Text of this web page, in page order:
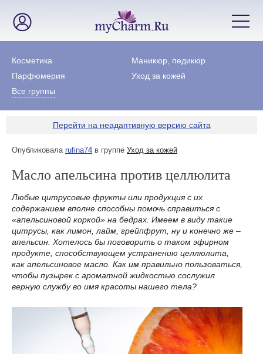
Косметика
Маникюр, педикюр
Парфюмерия
Уход за кожей
Все группы
Перейти на неадаптивную версию сайта
Опубликовала rufina74 в группе Уход за кожей
Масло апельсина против целлюлита
Любые цитрусовые фрукты или продукция с их
содержанием вполне способны помочь справиться с
«апельсиновой коркой» на бедрах. Имеем в виду такие
цитрусы, как лимон, лайм, грейпфрут, ну и конечно же –
апельсин. Хотелось бы поговорить о таком эфирном
продукте, способствующем устранению целлюлита,
как апельсиновое масло. Как им правильно пользоваться,
чтобы пузырек с ароматной жидкостью сослужил
верную службу во имя красоты нашего тела?